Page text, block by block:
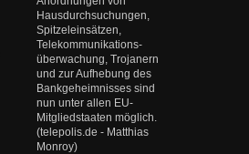
Hausdurchsuchungen,
Spitzeleinsätzen,
Telekommunikations-
überwachung, Trojanern
und zur Aufhebung des
Bankgeheimnisses sind
nun unter allen EU-
Mitgliedstaaten möglich.
(telepolis.de - Matthias
Monroy)